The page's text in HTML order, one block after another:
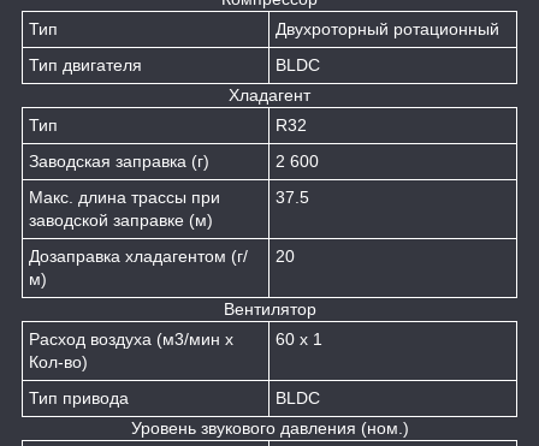
Тип
Двухроторный ротационный
Тип двигателя
BLDC
Хладагент
Тип
R32
Заводская заправка (г)
2 600
Макс. длина трассы при
заводской заправке (м)
37.5
Дозаправка хладагентом (г/
м)
20
Вентилятор
Расход воздуха (м3/мин x
Кол-во)
60 x 1
Тип привода
BLDC
Уровень звукового давления (ном.)